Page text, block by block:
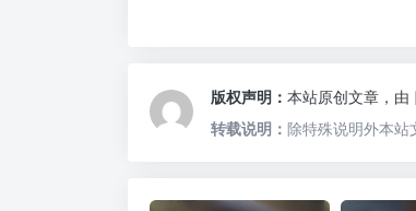
版权声明： 本站原创文章，由
转载说明： 除特殊说明外本站